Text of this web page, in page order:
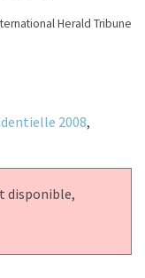
Herald Tribune
2008,
disponible,